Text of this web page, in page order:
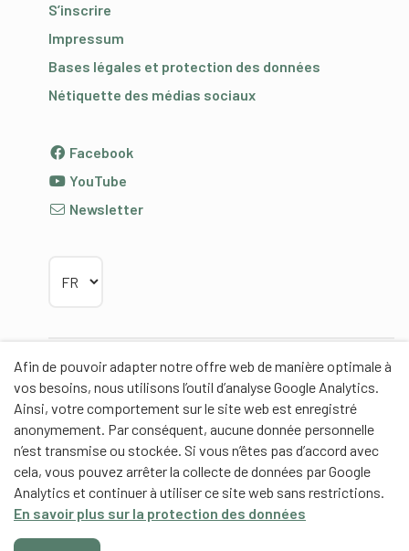
Afin de pouvoir adapter notre offre web de manière optimale à
vos besoins, nous utilisons l’outil d’analyse Google Analytics.
Ainsi, votre comportement sur le site web est enregistré
anonymement. Par conséquent, aucune donnée personnelle
n’est transmise ou stockée. Si vous n’êtes pas d’accord avec
cela, vous pouvez arrêter la collecte de données par Google
Analytics et continuer à utiliser ce site web sans restrictions.
En savoir plus sur la protection des données
S’inscrire
Impressum
Bases légales et protection des données
Nétiquette des médias sociaux
Facebook
YouTube
Newsletter
Partenaires
Partenaires de contenus
Haute école fédérale de sport de Macolin HEFSM